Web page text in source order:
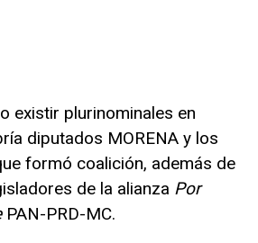
existir plurinominales en
diputados MORENA y los
formó coalición, además de
de la alianza Por
PAN-PRD-MC.